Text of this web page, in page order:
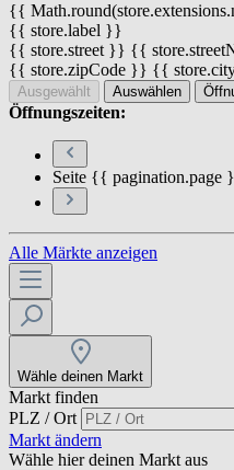
{{
{{ store.label }}
{{ store.street }} {{
{{ store.zipCode }} {{
Ausgewählt Auswählen
Öffnungszeiten:
Seite {{
Alle Märkte anzeigen
Wähle deinen Markt
Markt finden
PLZ / Ort
Markt ändern
Wähle hier deinen Markt aus